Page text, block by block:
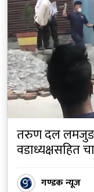
तरुण दल
वडाध्यक्षसहित
गण्डक न्यूज